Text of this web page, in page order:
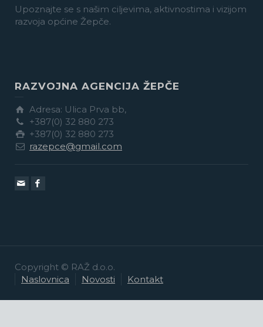
Upoznajte se s našim ciljevima, aktivnostima i vizijom
razvoja općine Žepče.
RAZVOJNA AGENCIJA ŽEPČE
Adresa: Ulica Prva bb,
+387(0) 32 880 273
+387(0) 32 880 273
razepce@gmail.com
Copyright © RAŽ d.o.o.
Naslovnica
Novosti Kontakt